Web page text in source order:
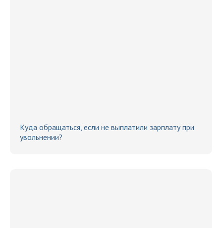
Куда обращаться, если не выплатили зарплату при
увольнении?